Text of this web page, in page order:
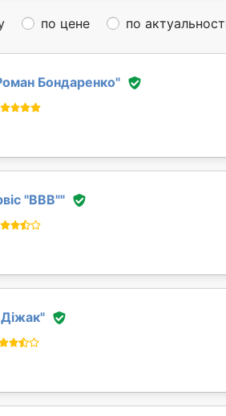
по цене по
Бондаренко"
"ВВВ""
"